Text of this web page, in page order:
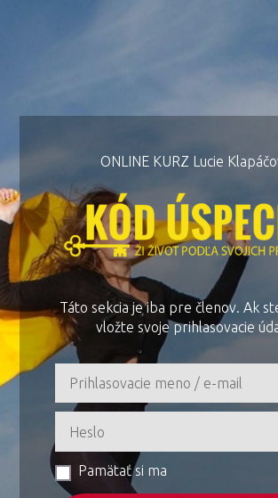
ONLINE KURZ Lucie
Táto sekcia je iba pre členov. Ak
vložte svoje prihlasovacie
Pamätať si ma